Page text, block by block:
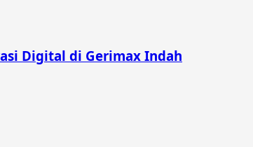
Digital di Gerimax Indah